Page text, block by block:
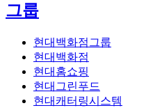
그룹
현대백화점그룹
현대백화점
현대홈쇼핑
현대그린푸드
현대캐터링시스템